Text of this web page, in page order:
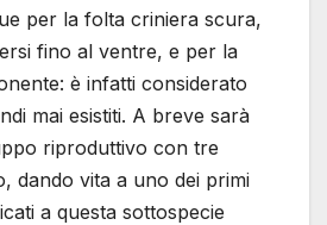
per la folta criniera scura,
fino al ventre, e per la
è infatti considerato
mai esistiti. A breve sarà
riproduttivo con tre
dando vita a uno dei primi
a questa sottospecie